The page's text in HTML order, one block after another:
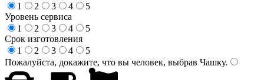
1
2 3 4
5
Уровень сервиса
1
2 3 4
5
Срок изготовления
1
2 3 4
5
Пожалуйста, докажите, что вы человек, выбрав Чашку.